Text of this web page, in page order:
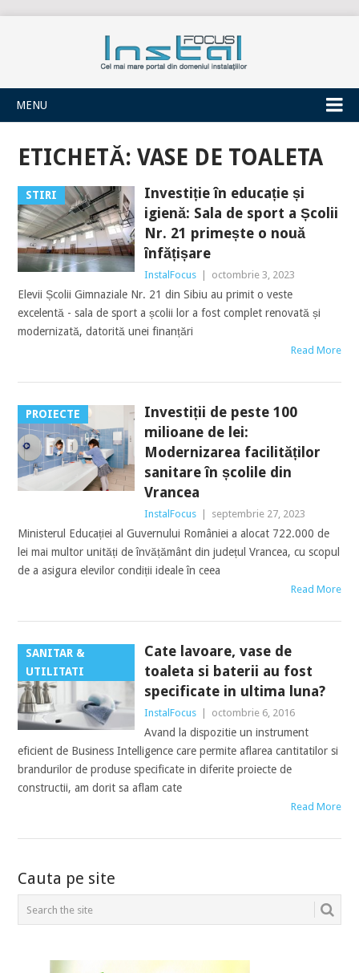
INSTALFOCUS
MENU
ETICHETĂ:VASE DE TOALETA
STIRI
Investiție în educație și
igienă: Sala de sport a Școlii
Nr. 21 primește o nouă
înfățișare
InstalFocus octombrie 3, 2023
Elevii Școlii Gimnaziale Nr. 21 din Sibiu au primit o veste
excelentă - sala de sport a școlii lor a fost complet renovată și
modernizată, datorită unei finanțări
Read More
PROIECTE
Investiții de peste 100
milioane de lei:
Modernizarea facilităților
sanitare în școlile din
Vrancea
InstalFocus septembrie 27, 2023
Ministerul Educației al Guvernului României a alocat 722.000 de
lei mai multor unități de învățământ din județul Vrancea, cu scopul
de a asigura elevilor condiții ideale în ceea
Read More
SANITAR &
UTILITATI
Cate lavoare, vase de
toaleta si baterii au fost
specificate in ultima luna?
InstalFocus octombrie 6, 2016
Avand la dispozitie un instrument
eficient de Business Intelligence care permite aflarea cantitatilor si
brandurilor de produse specificate in diferite proiecte de
constructii, am dorit sa aflam cate
Read More
POSTS
NAVIGATION
Cauta pe site